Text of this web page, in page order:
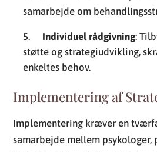
samarbejde om
Individuel rådgivning:
støtte og strategiudvikling,
enkeltes behov.
Implementering af
Implementering kræver en
samarbejde mellem